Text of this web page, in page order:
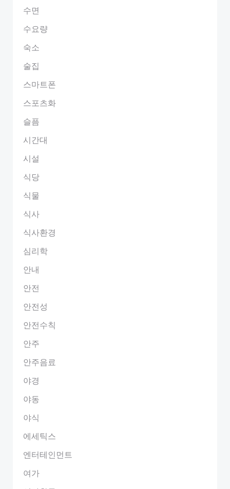
수면
수요량
숙소
술집
스마트폰
스포츠화
슬픔
시간대
시설
식당
식물
식사
식사환경
심리학
안내
안전
안전성
안전수칙
안주
안주음료
야경
야동
야식
에세틱스
엔터테인먼트
여가